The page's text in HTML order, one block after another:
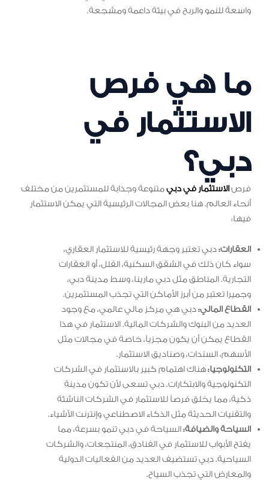
واسعة للنمو والربح في بيئة داعمة ومشجعة.
ما هي فرص
الاستثمار في
دبي؟
فرص الاستثمار في دبيمتنوعة وجذابة للمستثمرين من مختلف
أنحاء العالم. هنا بعض المجالات الرئيسية التي يمكن الاستثمار
فيها:
العقارات:دبي تعتبر وجهة رئيسية للاستثمار العقاري،
سواء كان ذلك في الشقق السكنية، الفلل، أو العقارات
التجارية. المناطق مثل دبي مارينا، وسط مدينة دبي،
وجميرا تعتبر من أبرز الأماكن التي تجذب المستثمرين.
القطاع المالي:دبي هي مركز مالي عالمي، مع وجود
العديد من البنوك والشركات المالية. الاستثمار في هذا
القطاع يمكن أن يكون مجزياً، خاصة في مجالات مثل
الأسهم، السندات، وصناديق الاستثمار.
التكنولوجيا:هناك اهتمام كبير بالاستثمار في الشركات
التكنولوجية والابتكارات. دبي تسعى لأن تكون مدينة
ذكية، مما يخلق فرصاً للاستثمار في الشركات الناشئة
والتقنيات الحديثة مثل الذكاء الاصطناعي وإنترنت الأشياء.
السياحة والضيافة:السياحة في دبي تنمو بسرعة، مما
يفتح الأبواب للاستثمار في الفنادق، المنتجعات، والشركات
السياحية. دبي تستضيف العديد من الفعاليات الدولية
والمعارض التي تجذب السياح.